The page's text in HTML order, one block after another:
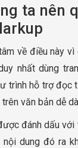
ta nên
về điều này
nhất dùng
trình hỗ trợ đọc
văn bản dễ
đánh dấu với
dung đó ra